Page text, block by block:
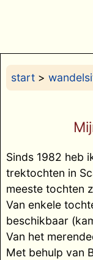
start>
Sinds 1982 heb
trektochten in
meeste tochten
Van enkele
beschikbaar
Van het
Met behulp van